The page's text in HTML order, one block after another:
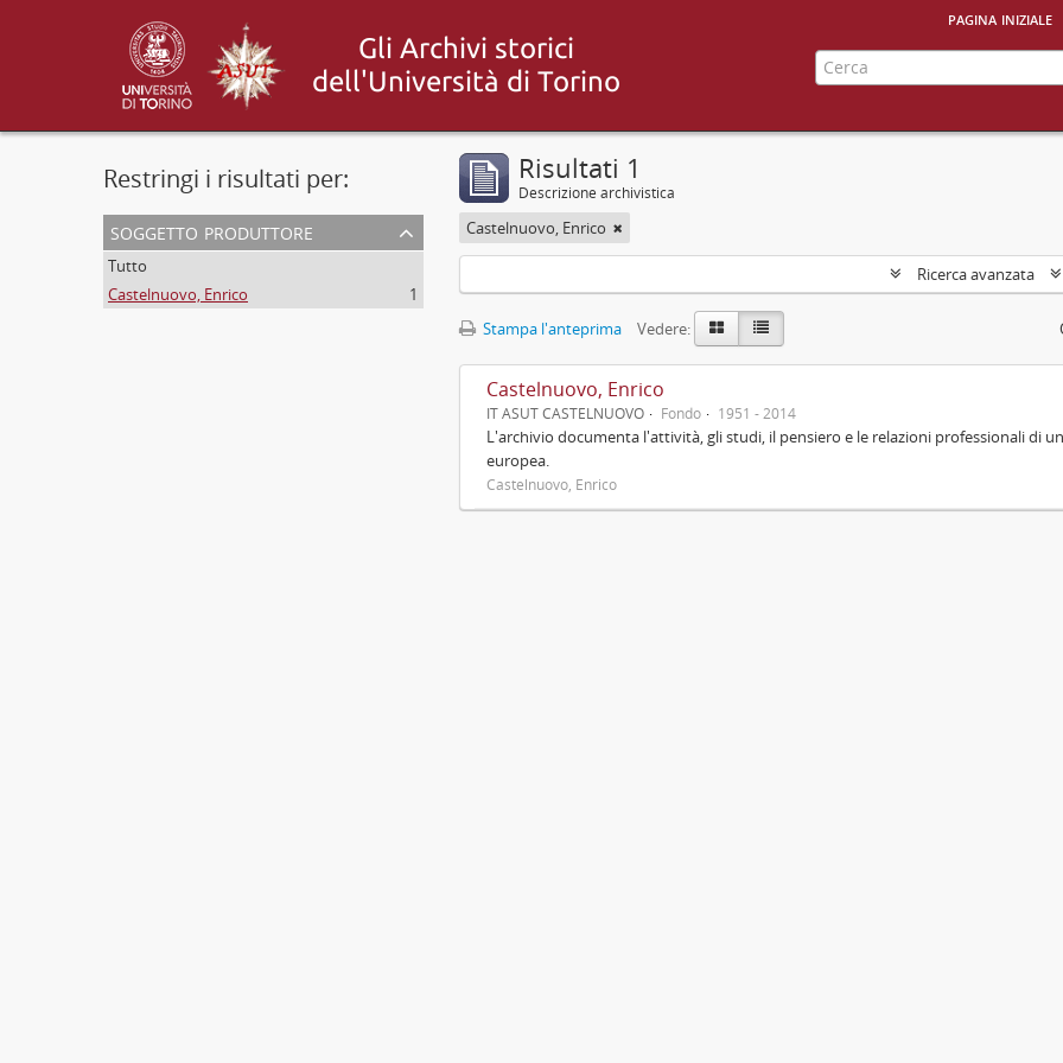
pagina iniziale
Restringi i risultati per:
soggetto produttore
Tutto
Castelnuovo, Enrico
1
Risultati 1
Descrizione archivistica
Castelnuovo, Enrico
Ricerca avanzata
Stampa l'anteprima Vedere:
Castelnuovo, Enrico
IT ASUT CASTELNUOVO Fondo 1951 - 2014
L'archivio documenta l'attività, gli studi, il pensiero e le relazioni professionali di
europea.
Castelnuovo, Enrico